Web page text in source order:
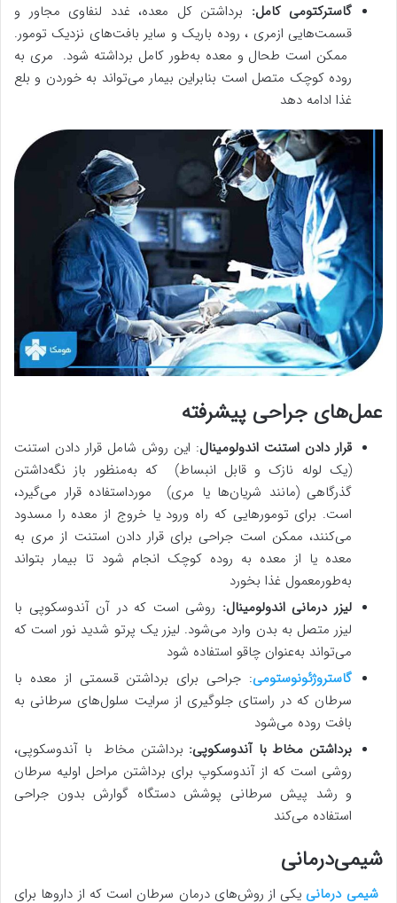
گاسترکتومی کامل: برداشتن کل معده، غدد لنفاوی مجاور و
قسمت‌هایی ازمری ، روده باریک و سایر بافت‌های نزدیک تومور.
ممکن است طحال و معده به‌طور کامل برداشته شود. مری به
روده کوچک متصل است بنابراین بیمار می‌تواند به خوردن و بلع
غذا ادامه دهد
عمل‌های جراحی پیشرفته
قرار دادن استنت اندولومینال: این روش شامل قرار دادن استنت
(یک لوله نازک و قابل انبساط) که به‌منظور باز نگه‌داشتن
گذرگاهی (مانند شریان‌ها یا مری) مورداستفاده قرار می‌گیرد،
است. برای تومورهایی که راه ورود یا خروج از معده را مسدود
می‌کنند، ممکن است جراحی برای قرار دادن استنت از مری به
معده یا از معده به روده کوچک انجام شود تا بیمار بتواند
به‌طورمعمول غذا بخورد
لیزر درمانی اندولومینال: روشی است که در آن آندوسکوپی با
لیزر متصل به بدن وارد می‌شود. لیزر یک پرتو شدید نور است که
می‌تواند به‌عنوان چاقو استفاده شود
گاستروژئونوستومی: جراحی برای برداشتن قسمتی از معده با
سرطان که در راستای جلوگیری از سرایت سلول‌های سرطانی به
بافت روده می‌شود
برداشتن مخاط با آندوسکوپی: برداشتن مخاط با آندوسکوپی،
روشی است که از آندوسکوپ برای برداشتن مراحل اولیه سرطان
و رشد پیش سرطانی پوشش دستگاه گوارش بدون جراحی
استفاده می‌کند
شیمی‌درمانی
شیمی درمانی یکی از روش‌های درمان سرطان است که از داروها برای